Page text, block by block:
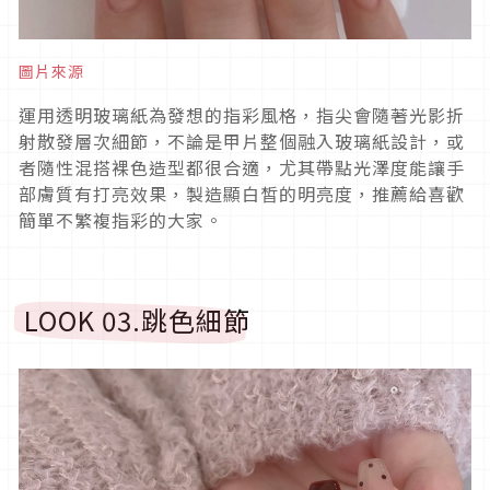
圖片來源
運用透明玻璃紙為發想的指彩風格，指尖會隨著光影折
射散發層次細節，不論是甲片整個融入玻璃紙設計，或
者隨性混搭裸色造型都很合適，尤其帶點光澤度能讓手
部膚質有打亮效果，製造顯白皙的明亮度，推薦給喜歡
簡單不繁複指彩的大家。
LOOK 03.跳色細節